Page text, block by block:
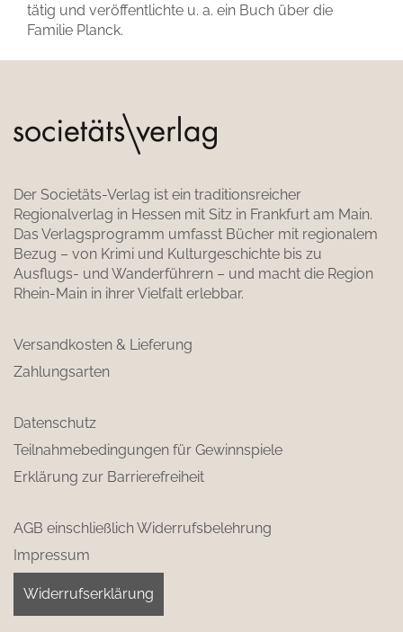
tätig und veröffentlichte u. a. ein Buch über die
Familie Planck.
Der Societäts-Verlag ist ein traditionsreicher
Regionalverlag in Hessen mit Sitz in Frankfurt am Main.
Das Verlagsprogramm umfasst Bücher mit regionalem
Bezug – von Krimi und Kulturgeschichte bis zu
Ausflugs- und Wanderführern – und macht die Region
Rhein-Main in ihrer Vielfalt erlebbar.
Versandkosten & Lieferung
Zahlungsarten
Datenschutz
Teilnahmebedingungen für Gewinnspiele
Erklärung zur Barrierefreiheit
AGB einschließlich Widerrufsbelehrung
Impressum
Widerrufserklärung